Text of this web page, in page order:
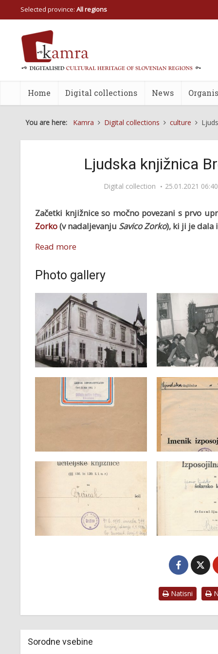
Selected province: All regions
Home Digital collections News
You are here: Kamra Digital collections culture
Ljudska knjižnica
Digital collection 25.01.2021 06:40
Začetki knjižnice so močno povezani s prvo
Zorko(v nadaljevanju Savico Zorko), ki ji je dala
Read more
Photo gallery
Natisni
Sorodne vsebine